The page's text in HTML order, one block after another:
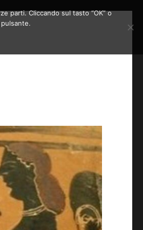
parti. Cliccando sul tasto “OK” o